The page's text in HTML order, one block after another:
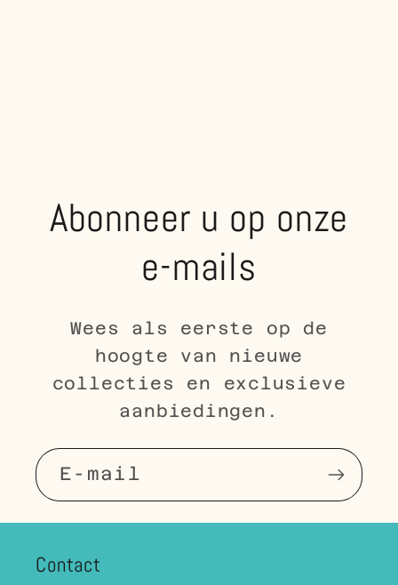
Abonneer u op onze
e-mails
Wees als eerste op de
hoogte van nieuwe
collecties en exclusieve
aanbiedingen.
E‑mail
Contact